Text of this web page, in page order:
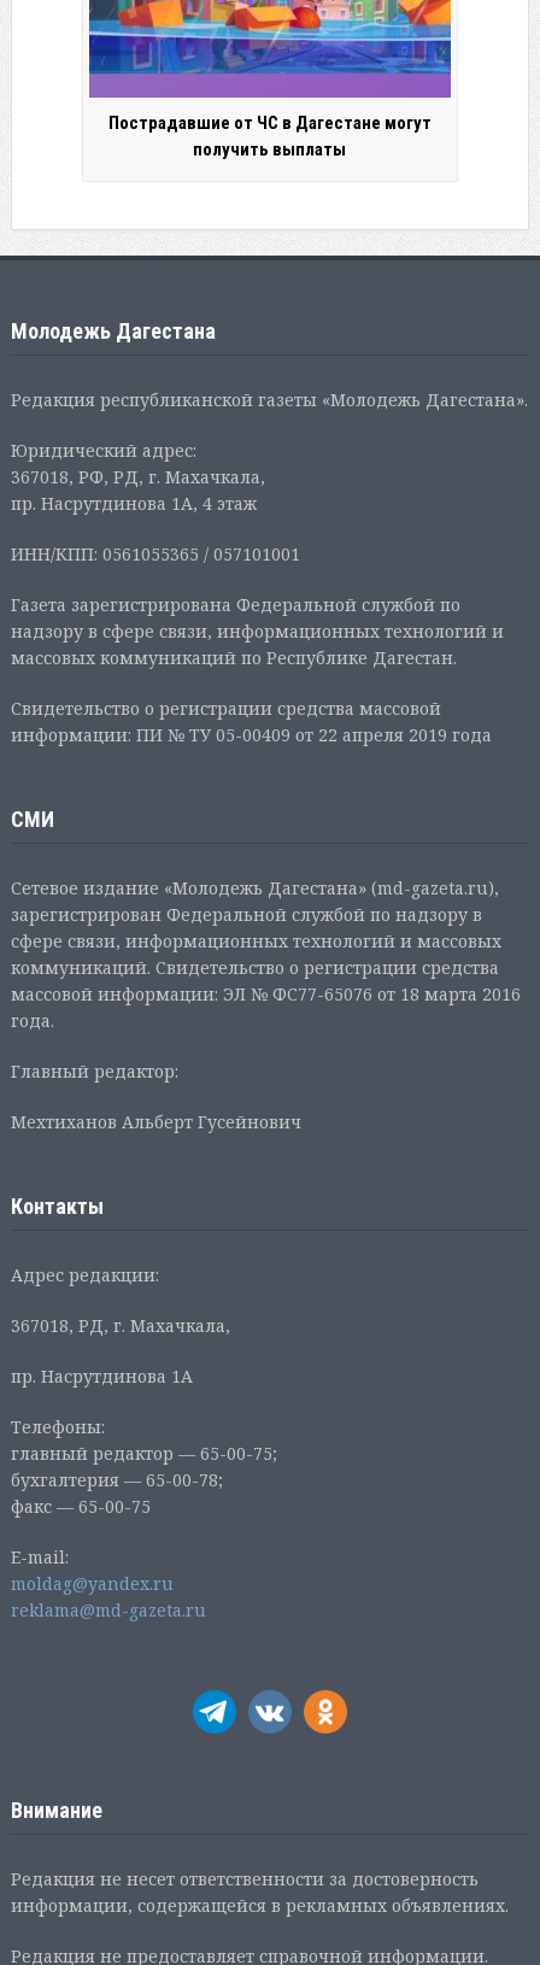
Пострадавшие от ЧС в Дагестане могут
получить выплаты
Молодежь Дагестана
Редакция республиканской газеты «Молодежь Дагестана».
Юридический адрес:
367018, РФ, РД, г. Махачкала,
пр. Насрутдинова 1А, 4 этаж
ИНН/КПП: 0561055365 / 057101001
Газета зарегистрирована Федеральной службой по
надзору в сфере связи, информационных технологий и
массовых коммуникаций по Республике Дагестан.
Свидетельство о регистрации средства массовой
информации: ПИ № ТУ 05-00409 от 22 апреля 2019 года
СМИ
Сетевое издание «Молодежь Дагестана» (md-gazeta.ru),
зарегистрирован Федеральной службой по надзору в
сфере связи, информационных технологий и массовых
коммуникаций. Свидетельство о регистрации средства
массовой информации: ЭЛ № ФС77-65076 от 18 марта 2016
года.
Главный редактор:
Мехтиханов Альберт Гусейнович
Контакты
Адрес редакции:
367018, РД, г. Махачкала,
пр. Насрутдинова 1А
Телефоны:
главный редактор — 65-00-75;
бухгалтерия — 65-00-78;
факс — 65-00-75
E-mail:
moldag@yandex.ru
reklama@md-gazeta.ru
Внимание
Редакция не несет ответственности за достоверность
информации, содержащейся в рекламных объявлениях.
Редакция не предоставляет справочной информации.